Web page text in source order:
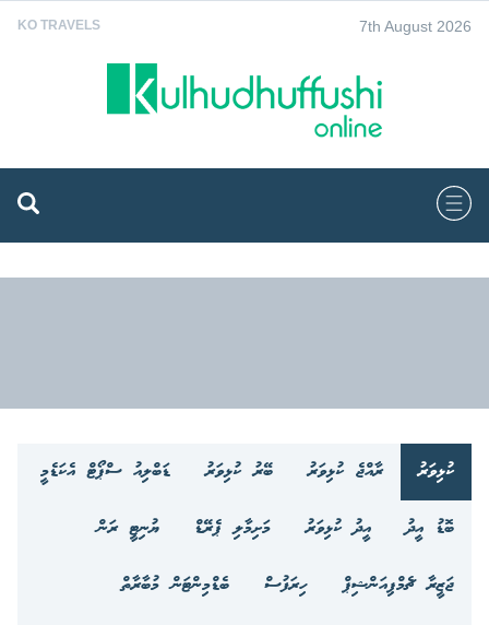
KO TRAVELS 7th August 2026
ކުޅިވަރު ރާއްޖެ ކުޅިވަރު ބޭރު ކުޅިވަރު
ޑަބްލިއު ސްޕޯޓް އެކަޑެމީ
ބޮޑު އީދު
އީދު ކުޅިވަރު މަށިމާލި ޕެރޭޑް
ޔުނިޓީ ރަން
ޖަޒީރާ ޗެމްޕިއަންޝިޕް
ހިރަފުސް
ބެޑްމިންޓަން މުބާރާތް